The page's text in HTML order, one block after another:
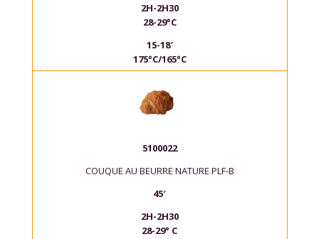
2H-2H30
28-29°C
15-18′
175°C/165°C
5100022
COUQUE AU BEURRE NATURE PLF-B
45′
2H-2H30
28-29° C